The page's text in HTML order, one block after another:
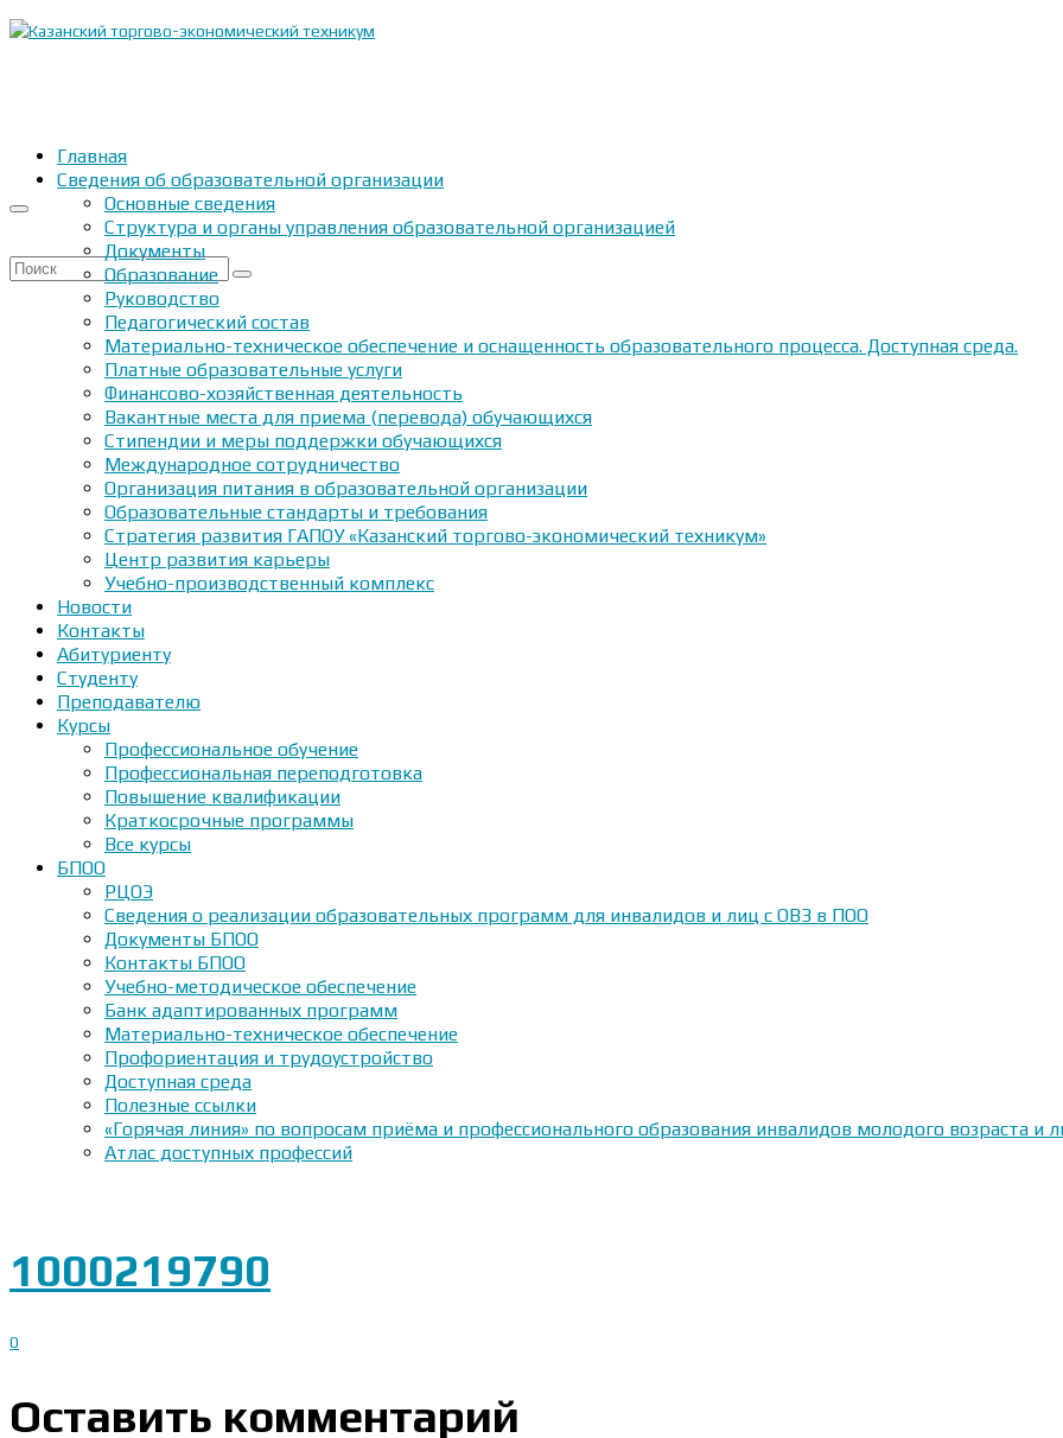
Искать:
Главная
Сведения об образовательной организации
Основные сведения
Структура и органы управления образовательной организацией
Документы
Образование
Руководство
Педагогический состав
Материально-техническое обеспечение и оснащенность образовательного процесса. Доступная среда.
Платные образовательные услуги
Финансово-хозяйственная деятельность
Вакантные места для приема (перевода) обучающихся
Стипендии и меры поддержки обучающихся
Международное сотрудничество
Организация питания в образовательной организации
Образовательные стандарты и требования
Стратегия развития ГАПОУ «Казанский торгово-экономический техникум»
Центр развития карьеры
Учебно-производственный комплекс
Новости
Контакты
Абитуриенту
Студенту
Преподавателю
Курсы
Профессиональное обучение
Профессиональная переподготовка
Повышение квалификации
Краткосрочные программы
Все курсы
БПОО
РЦОЭ
Сведения о реализации образовательных программ для инвалидов и лиц с ОВЗ в ПОО
Документы БПОО
Контакты БПОО
Учебно-методическое обеспечение
Банк адаптированных программ
Материально-техническое обеспечение
Профориентация и трудоустройство
Доступная среда
Полезные ссылки
«Горячая линия» по вопросам приёма и профессионального образования инвалидов молодого возраста
Атлас доступных профессий
1000219790
0
Оставить комментарий